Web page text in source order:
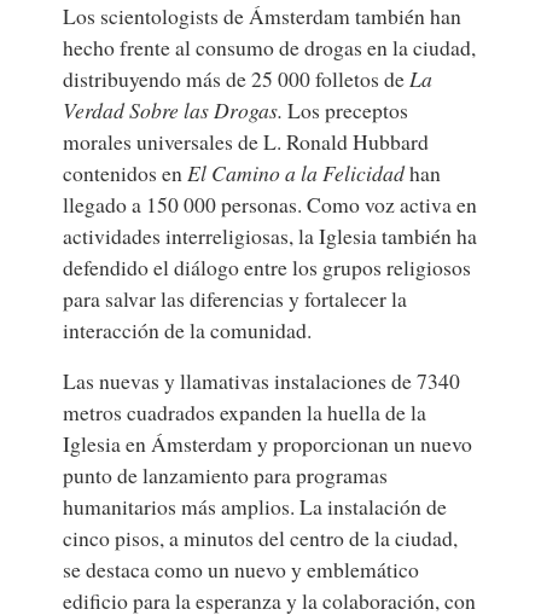
Los scientologists de Ámsterdam también han
hecho frente al consumo de drogas en la ciudad,
distribuyendo más de 25 000 folletos deLa
Verdad Sobre las Drogas. Los preceptos
morales universales de L. Ronald Hubbard
contenidos enEl Camino a la Felicidadhan
llegado a 150 000 personas. Como voz activa en
actividades interreligiosas, la Iglesia también ha
defendido el diálogo entre los grupos religiosos
para salvar las diferencias y fortalecer la
interacción de la comunidad.
Las nuevas y llamativas instalaciones de 7340
metros cuadrados expanden la huella de la
Iglesia en Ámsterdam y proporcionan un nuevo
punto de lanzamiento para programas
humanitarios más amplios. La instalación de
cinco pisos, a minutos del centro de la ciudad,
se destaca como un nuevo y emblemático
edificio para la esperanza y la colaboración, con